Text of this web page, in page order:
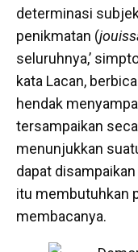
determinasi
penikmatan (
seluruhnya,’
kata Lacan,
hendak
tersampaikan
menunjukkan
dapat
itu membutuhkan
membacanya.